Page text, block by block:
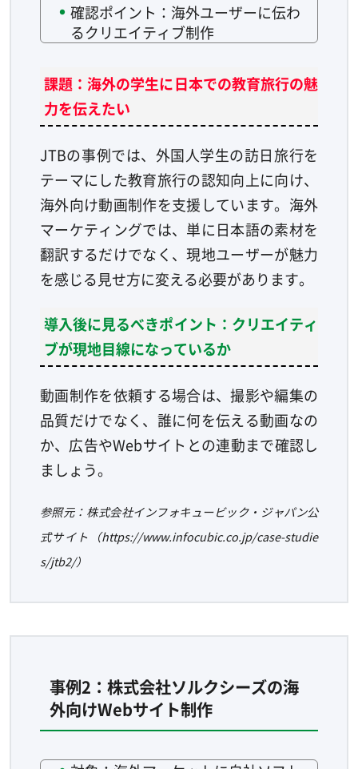
確認ポイント：海外ユーザーに伝わ
るクリエイティブ制作
課題：海外の学生に日本での教育旅行の魅
力を伝えたい
JTBの事例では、外国人学生の訪日旅行を
テーマにした教育旅行の認知向上に向け、
海外向け動画制作を支援しています。海外
マーケティングでは、単に日本語の素材を
翻訳するだけでなく、現地ユーザーが魅力
を感じる見せ方に変える必要があります。
導入後に見るべきポイント：クリエイティ
ブが現地目線になっているか
動画制作を依頼する場合は、撮影や編集の
品質だけでなく、誰に何を伝える動画なの
か、広告やWebサイトとの連動まで確認し
ましょう。
参照元：株式会社インフォキュービック・ジャパン公
式サイト（https://www.infocubic.co.jp/case-studie
s/jtb2/）
事例2：株式会社ソルクシーズの海
外向けWebサイト制作